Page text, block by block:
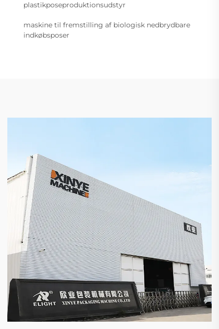
plastikposeproduktionsudstyr
maskine til fremstilling af biologisk nedbrydbare
indkøbsposer